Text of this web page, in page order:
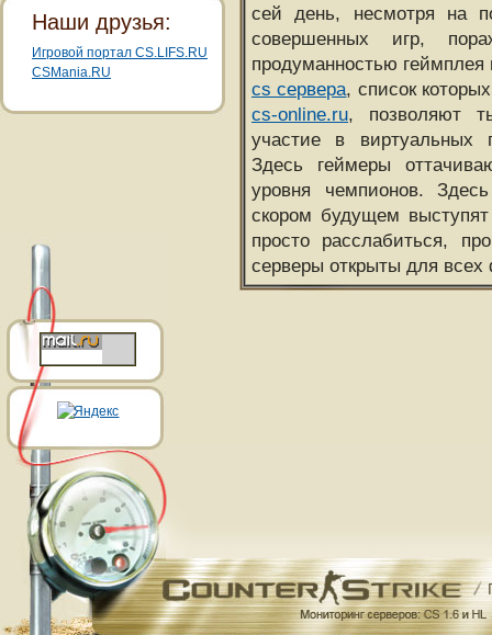
сей день, несмотря на
совершенных игр,
продуманностью
cs сервера, список
cs-online.ru, позволяют
участие в виртуальных
Здесь геймеры
уровня чемпионов.
скором будущем
просто расслабиться,
серверы открыты для всех
Наши друзья:
Игровой портал CS.LIFS.RU
CSMania.RU